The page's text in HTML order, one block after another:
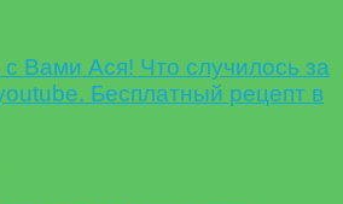
с Вами Ася! Что случилось за
Бесплатный рецепт в